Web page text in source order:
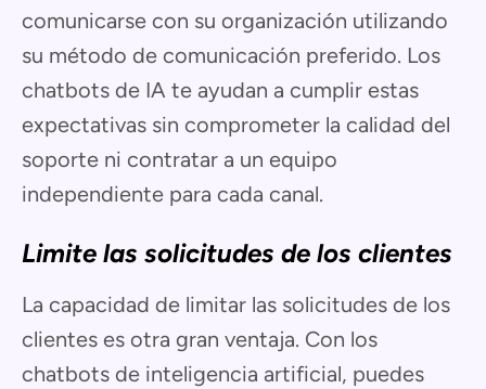
comunicarse con su organización utilizando
su método de comunicación preferido. Los
chatbots de IA te ayudan a cumplir estas
expectativas sin comprometer la calidad del
soporte ni contratar a un equipo
independiente para cada canal.
Limite las solicitudes de los clientes
La capacidad de limitar las solicitudes de los
clientes es otra gran ventaja. Con los
chatbots de inteligencia artificial, puedes